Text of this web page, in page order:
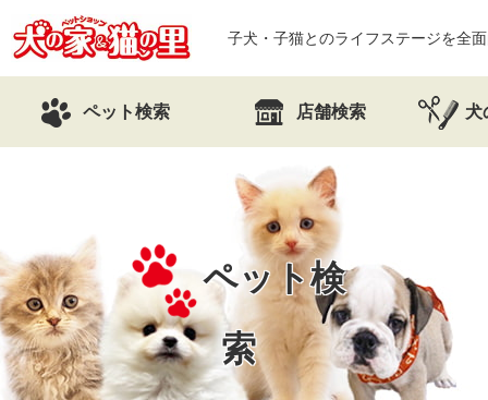
子犬・子猫とのライフステージを全
ペット検索 店舗検索 犬
ペット検
索